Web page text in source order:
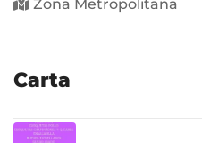
Zona Metropolitana
Carta